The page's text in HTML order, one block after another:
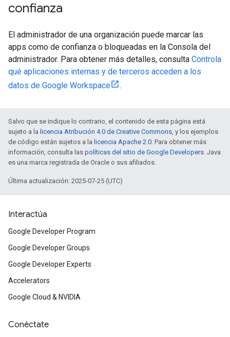
confianza
El administrador de una organización puede marcar las
apps como de confianza o bloqueadas en la Consola del
administrador. Para obtener más detalles, consulta Controla
qué aplicaciones internas y de terceros acceden a los
datos de Google Workspace
.
Salvo que se indique lo contrario, el contenido de esta página está
sujeto a la licencia Atribución 4.0 de Creative Commons, y los ejemplos
de código están sujetos a la licencia Apache 2.0. Para obtener más
información, consulta las políticas del sitio de Google Developers. Java
es una marca registrada de Oracle o sus afiliados.
Última actualización: 2025-07-25 (UTC)
Interactúa
Google Developer Program
Google Developer Groups
Google Developer Experts
Accelerators
Google Cloud & NVIDIA
Conéctate